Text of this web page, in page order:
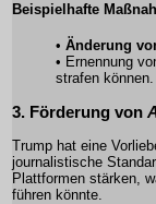
Beispielhafte
• Änderung
• Ernennung
strafen können.
3. Förderung von
Trump hat eine
journalistische
Plattformen stärken,
führen könnte.